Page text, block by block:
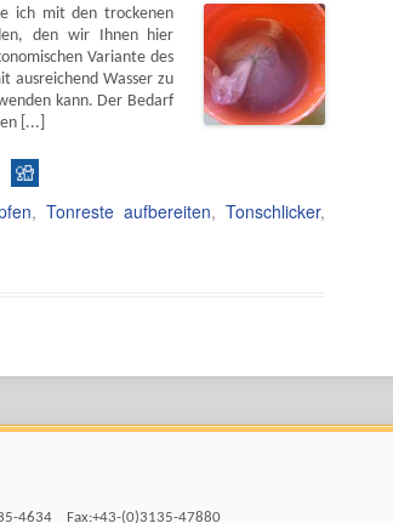
ich mit den trockenen
den wir Ihnen hier
Variante des
ausreichend Wasser zu
kann. Der Bedarf
[...]
, Tonreste aufbereiten,Tonschlicker,
4634 Fax:+43-(0)3135-47880